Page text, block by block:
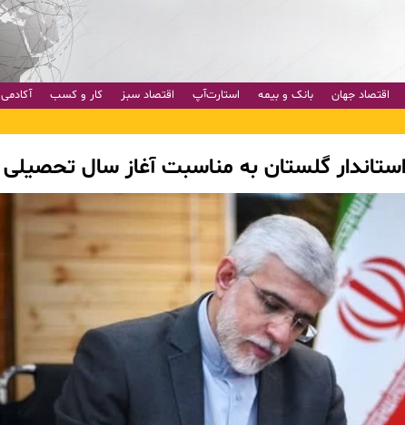
اقتصاد جهان بانک و بیمه استارت‌آپ اقتصاد سبز کار و کسب آکادمی
گلستان به مناسبت آغاز سال تحصیلی